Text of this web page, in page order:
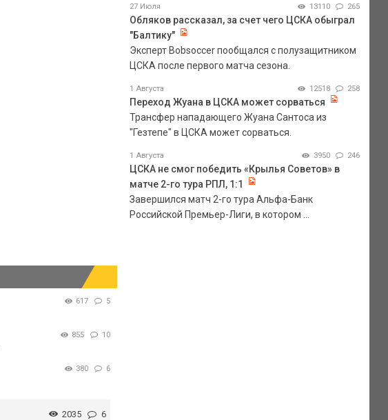
617 5
855 10
380 6
2035 6
27 Июля 13110 265
Обляков рассказал, за счет чего ЦСКА обыграл
"Балтику"
Эксперт Bobsoccer пообщался с полузащитником
ЦСКА после первого матча сезона.
1 Августа 12518 258
Переход Жуана в ЦСКА может сорваться
Трансфер нападающего Жуана Сантоса из
"Гезтепе" в ЦСКА может сорваться.
1 Августа 3950 246
ЦСКА не смог победить «Крылья Советов» в
матче 2-го тура РПЛ, 1:1
Завершился матч 2-го тура Альфа-Банк
Российской Премьер-Лиги, в котором ...